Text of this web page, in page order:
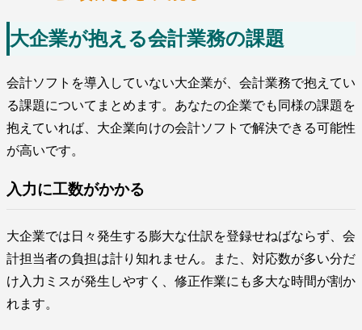
大企業が抱える会計業務の課題
会計ソフトを導入していない大企業が、会計業務で抱えてい
る課題についてまとめます。あなたの企業でも同様の課題を
抱えていれば、大企業向けの会計ソフトで解決できる可能性
が高いです。
入力に工数がかかる
大企業では日々発生する膨大な仕訳を登録せねばならず、会
計担当者の負担は計り知れません。また、対応数が多い分だ
け入力ミスが発生しやすく、修正作業にも多大な時間が割か
れます。